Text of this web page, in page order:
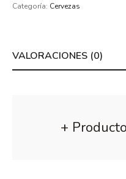
Categoría: Cervezas
VALORACIONES (0)
+